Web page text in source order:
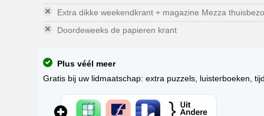
Extra dikke weekendkrant + magazine Mezza
Doordeweeks de papieren krant
Plus véél meer
Gratis bij uw lidmaatschap: extra puzzels, luisterboeken,